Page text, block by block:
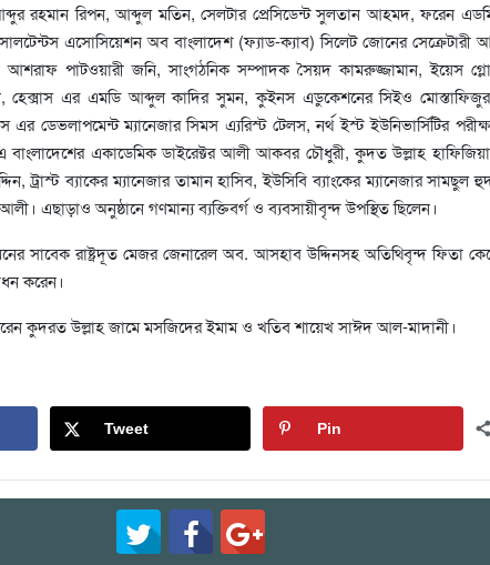
রহমান রিপন, আব্দুল মতিন, সেলটার প্রেসিডেন্ট সুলতান আহমদ, ফরেন
এসোসিয়েশন অব বাংলাদেশ (ফ্যাড-ক্যাব) সিলেট জোনের সেক্রেটারী
আশরাফ পাটওয়ারী জনি, সাংগঠনিক সম্পাদক সৈয়দ কামরুজ্জামান, ইয়েস
হেক্সাস এর এমডি আব্দুল কাদির সুমন, কুইনস এডুকেশনের সিইও
এর ডেভলাপমেন্ট ম্যানেজার সিমস এ্যরিস্ট টেলস, নর্থ ইস্ট ইউনিভার্সিটির
বাংলাদেশের একাডেমিক ডাইরেক্টর আলী আকবর চৌধুরী, কুদত উল্লাহ হাফিজিয়া
ট্রাস্ট ব্যাকের ম্যানেজার তামান হাসিব, ইউসিবি ব্যাংকের ম্যানেজার সামছুল
আলী। এছাড়াও অনুষ্ঠানে গণমান্য ব্যক্তিবর্গ ও ব্যবসায়ীবৃন্দ উপস্থিত ছিলেন।
সাবেক রাষ্ট্রদূত মেজর জেনারেল অব. আসহাব উদ্দিনসহ অতিথিবৃন্দ ফিতা
করেন।
কুদরত উল্লাহ জামে মসজিদের ইমাম ও খতিব শায়েখ সাঈদ আল-মাদানী।
Tweet Pin